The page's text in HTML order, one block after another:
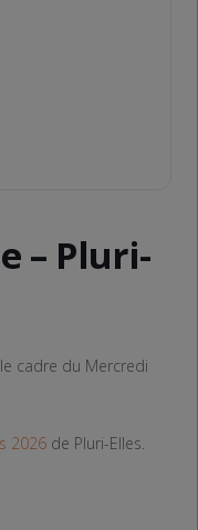
– Pluri-
cadre du Mercredi
2026 de Pluri-Elles.